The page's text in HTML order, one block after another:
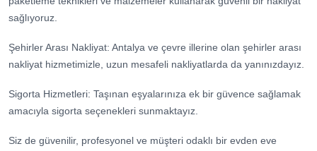
sağlıyoruz.
Şehirler Arası Nakliyat: Antalya ve çevre illerine olan şehirler arası
nakliyat hizmetimizle, uzun mesafeli nakliyatlarda da yanınızdayız.
Sigorta Hizmetleri: Taşınan eşyalarınıza ek bir güvence sağlamak
amacıyla sigorta seçenekleri sunmaktayız.
Siz de güvenilir, profesyonel ve müşteri odaklı bir evden eve